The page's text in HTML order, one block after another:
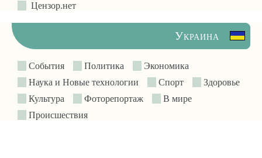
Цензор.нет
Украина
События Политика
Экономика
Наука и Новые технологии
Спорт
Здоровье
Культура
Фоторепортаж
В мире
Происшествия